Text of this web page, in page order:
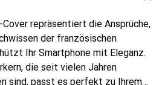
repräsentiert die Ansprüche,
der französischen
Ihr Smartphone mit Eleganz.
die seit vielen Jahren
sind, passt es perfekt zu Ihrem